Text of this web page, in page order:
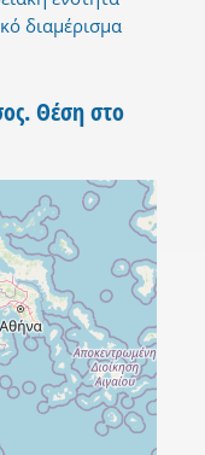
διαμέρισμα
Θέση στο